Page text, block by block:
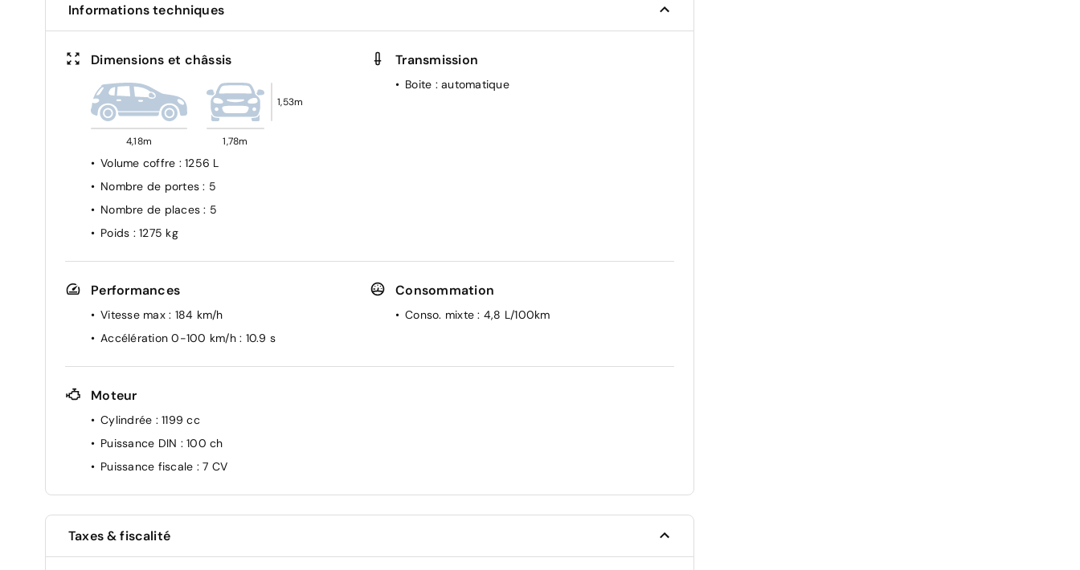
Informations techniques
Dimensions et châssis
4,18m 1,78m
1,53m
Volume coffre : 1256 L
Nombre de portes: 5
Nombre de places: 5
Poids : 1275 kg
Transmission
Boite : automatique
Performances
Vitesse max : 184 km/h
Accélération 0-100 km/h : 10.9 s
Consommation
Conso. mixte: 4,8 L/100km
Moteur
Cylindrée : 1199 cc
Puissance DIN : 100 ch
Puissance fiscale : 7 CV
Taxes & fiscalité